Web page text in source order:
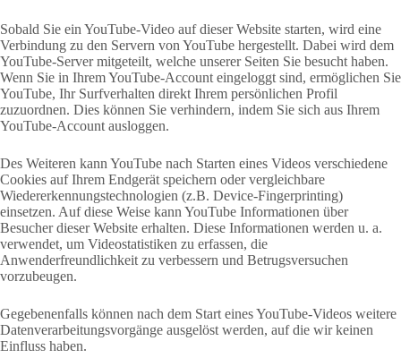
Sobald Sie ein YouTube-Video auf dieser Website starten, wird eine
Verbindung zu den Servern von YouTube hergestellt. Dabei wird dem
YouTube-Server mitgeteilt, welche unserer Seiten Sie besucht haben.
Wenn Sie in Ihrem YouTube-Account eingeloggt sind, ermöglichen Sie
YouTube, Ihr Surfverhalten direkt Ihrem persönlichen Profil
zuzuordnen. Dies können Sie verhindern, indem Sie sich aus Ihrem
YouTube-Account ausloggen.
Des Weiteren kann YouTube nach Starten eines Videos verschiedene
Cookies auf Ihrem Endgerät speichern oder vergleichbare
Wiedererkennungstechnologien (z.B. Device-Fingerprinting)
einsetzen. Auf diese Weise kann YouTube Informationen über
Besucher dieser Website erhalten. Diese Informationen werden u. a.
verwendet, um Videostatistiken zu erfassen, die
Anwenderfreundlichkeit zu verbessern und Betrugsversuchen
vorzubeugen.
Gegebenenfalls können nach dem Start eines YouTube-Videos weitere
Datenverarbeitungsvorgänge ausgelöst werden, auf die wir keinen
Einfluss haben.